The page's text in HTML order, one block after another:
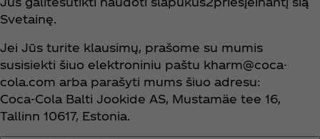
Svetainę.
Jei Jūs turite klausimų, prašome su mumis
susisiekti šiuo elektroniniu paštu kharm@coca-
cola.com arba parašyti mums šiuo adresu:
Coca‑Cola Balti Jookide AS, Mustamäe tee 16,
Tallinn 10617, Estonia.